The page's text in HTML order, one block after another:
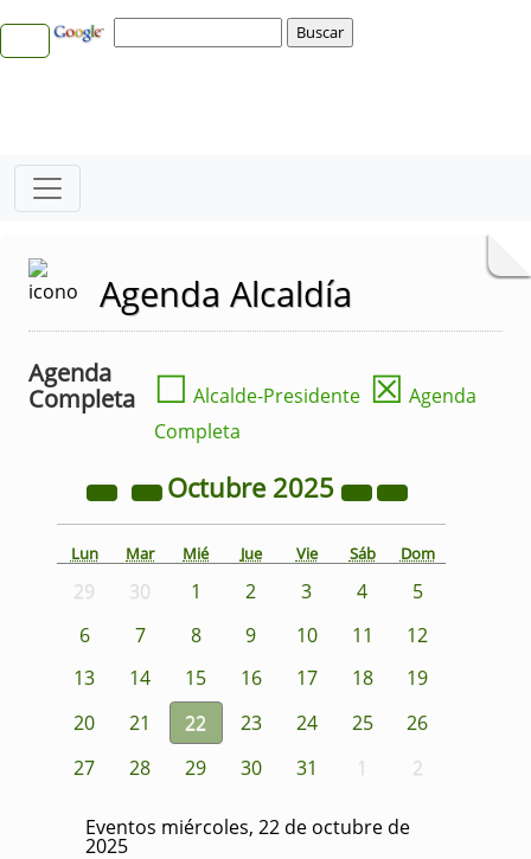
Agenda Alcaldía
Agenda
Completa
☐ Alcalde-Presidente ☒ Agenda
Completa
Octubre 2025
Lun Mar Mié Jue Vie Sáb Dom
29 30 1 2 3 4
5
6
7 8 9 10 11
12
13
14 15 16 17 18
19
20
21 22 23 24 25
26
27
28 29 30 31 1 2
Eventos miércoles, 22 de octubre de
2025